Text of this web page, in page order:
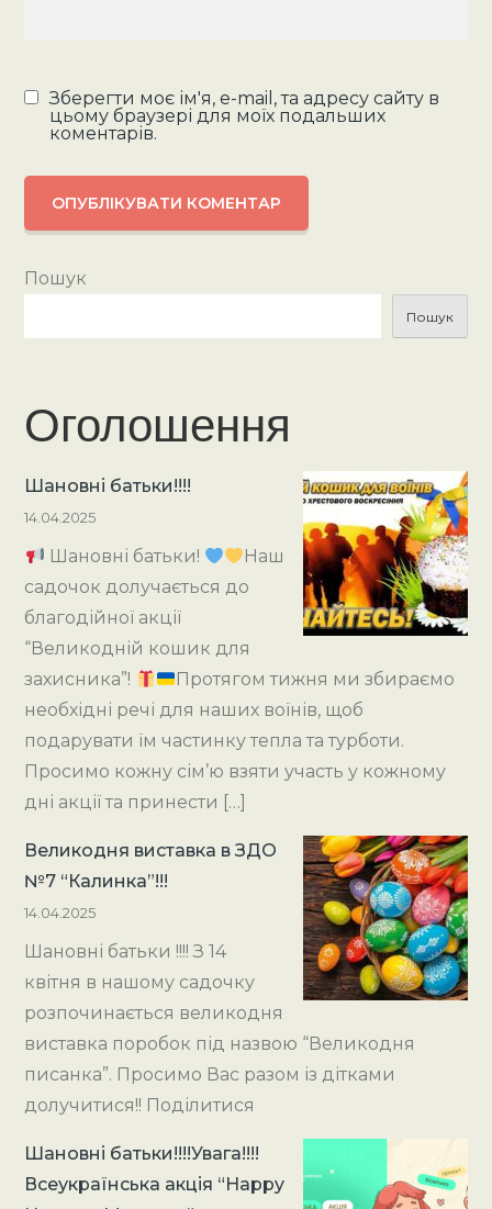
Зберегти моє ім'я, e-mail, та адресу сайту в
цьому браузері для моїх подальших
коментарів.
Пошук
Пошук
Оголошення
Шановні батьки!!!!
14.04.2025
Шановні батьки!
Наш
садочок долучається до
благодійної акції
“Великодній кошик для
захисника”!
Протягом тижня ми збираємо
необхідні речі для наших воїнів, щоб
подарувати їм частинку тепла та турботи.
Просимо кожну сім’ю взяти участь у кожному
дні акції та принести […]
Великодня виставка в ЗДО
№7 “Калинка”!!!
14.04.2025
Шановні батьки !!!! З 14
квітня в нашому садочку
розпочинається великодня
виставка поробок під назвою “Великодня
писанка”. Просимо Вас разом із дітками
долучитися!! Поділитися
Шановні батьки!!!!Увага!!!!
Всеукраїнська акція “Happy